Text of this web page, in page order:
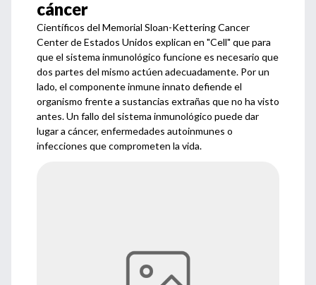
cáncer
Científicos del Memorial Sloan-Kettering Cancer
Center de Estados Unidos explican en "Cell" que para
que el sistema inmunológico funcione es necesario que
dos partes del mismo actúen adecuadamente. Por un
lado, el componente inmune innato defiende el
organismo frente a sustancias extrañas que no ha visto
antes. Un fallo del sistema inmunológico puede dar
lugar a cáncer, enfermedades autoinmunes o
infecciones que comprometen la vida.